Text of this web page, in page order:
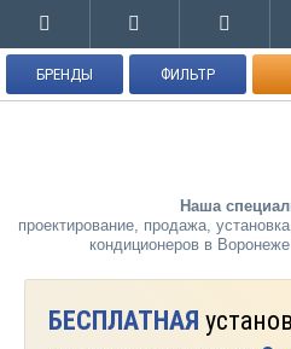
Наша
проектирование, продажа,
кондиционеров в
БРЕНДЫ ФИЛЬТР
БЕСПЛАТНАЯ